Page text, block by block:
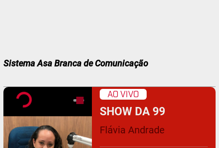
Sistema Asa Branca de Comunicação
AO VIVO
SHOW DA 99
Flávia Andrade